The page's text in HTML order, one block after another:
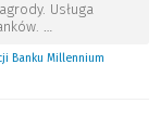
Usługa
…
Banku Millennium